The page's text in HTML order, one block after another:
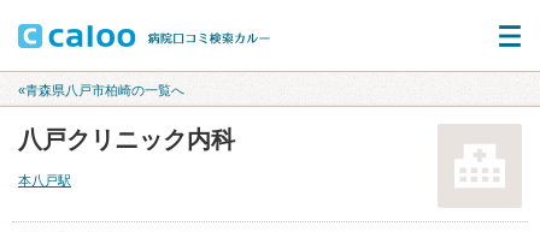
«青森県八戸市柏崎の一覧へ
八戸クリニック内科
本八戸駅